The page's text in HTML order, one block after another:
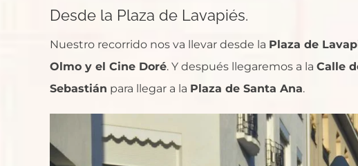
Desde la Plaza de Lavapiés.
Nuestro recorrido nos va llevar desde la Plaza de
Olmo y el Cine Doré. Y después llegaremos a la Calle
Sebastián para llegar a la Plaza de Santa Ana.